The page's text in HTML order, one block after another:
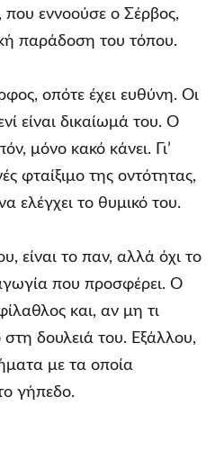
εννοούσε ο Σέρβος,
παράδοση του τόπου.
οπότε έχει ευθύνη. Οι
είναι δικαίωμά του. Ο
μόνο κακό κάνει. Γι’
φταίξιμο της οντότητας,
ελέγχει το θυμικό του.
είναι το παν, αλλά όχι το
που προσφέρει. Ο
και, αν μη τι
δουλειά του. Εξάλλου,
με τα οποία
γήπεδο.